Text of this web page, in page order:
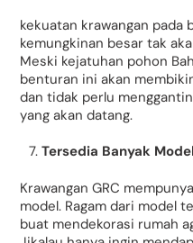
kekuatan krawangan pada
kemungkinan besar tak
Meski kejatuhan pohon
benturan ini akan
dan tidak perlu
yang akan datang.
Tersedia Banyak Model
Krawangan GRC
model. Ragam dari model
buat mendekorasi rumah